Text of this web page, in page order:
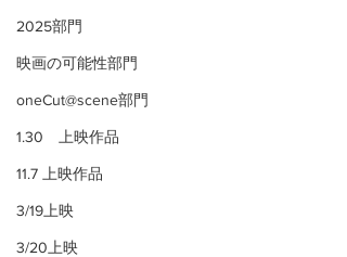
2025部門
映画の可能性部門
oneCut@scene部門
1.30 上映作品
11.7 上映作品
3/19上映
3/20上映